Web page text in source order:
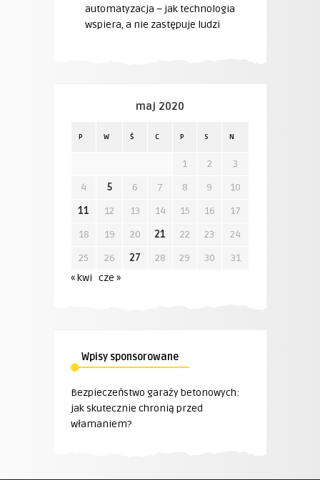
automatyzacja – jak technologia
wspiera, a nie zastępuje ludzi
maj 2020
P W Ś C P S N
1 2
3
4
5 6 7 8 9
10
11
12 13 14 15 16
17
18
19 20 21 22 23
24
25
26 27 28 29 30
31
« kwi cze »
Wpisy sponsorowane
Bezpieczeństwo garaży betonowych:
jak skutecznie chronią przed
włamaniem?